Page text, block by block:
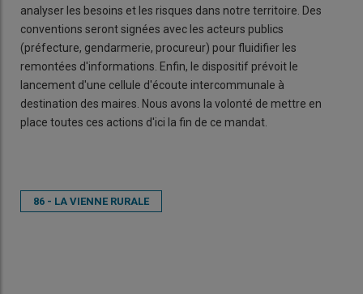
analyser les besoins et les risques dans notre territoire. Des
conventions seront signées avec les acteurs publics
(préfecture, gendarmerie, procureur) pour fluidifier les
remontées d'informations. Enfin, le dispositif prévoit le
lancement d'une cellule d'écoute intercommunale à
destination des maires. Nous avons la volonté de mettre en
place toutes ces actions d'ici la fin de ce mandat.
86 - LA VIENNE RURALE